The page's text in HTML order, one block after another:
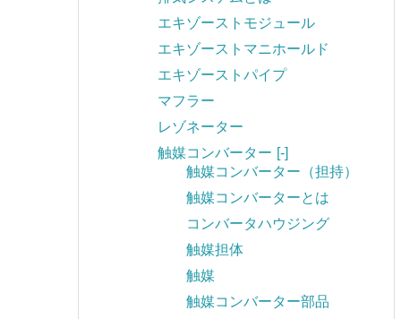
エキゾーストモジュール
エキゾーストマニホールド
エキゾーストパイプ
マフラー
レゾネーター
触媒コンバーター [-]
触媒コンバーター（担持）
触媒コンバーターとは
コンバータハウジング
触媒担体
触媒
触媒コンバーター部品